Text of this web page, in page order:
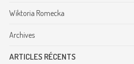
Wiktoria Romecka
Archives
ARTICLES RÉCENTS